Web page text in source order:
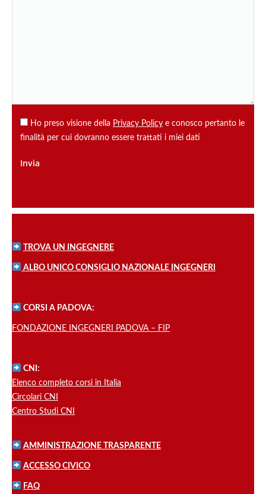
Ho preso visione della Privacy Policy e conosco pertanto le
finalità per cui dovranno essere trattati i miei dati
TROVA UN INGEGNERE
ALBO UNICO CONSIGLIO NAZIONALE INGEGNERI
CORSI A PADOVA:
FONDAZIONE INGEGNERI PADOVA – FIP
CNI:
Elenco completo corsi in Italia
Circolari CNI
Centro Studi CNI
AMMINISTRAZIONE TRASPARENTE
ACCESSO CIVICO
FAQ